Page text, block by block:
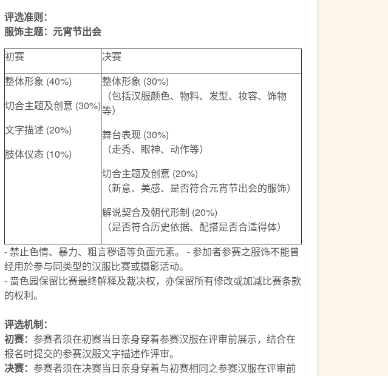
评选准则：
服饰主题：元宵节出会
初赛
决赛
整体形象 (40%)
切合主题及创意 (30%)
文字描述 (20%)
肢体仪态 (10%)
整体形象 (30%)
（包括汉服颜色、物料、发型、妆容、饰物
等）
舞台表现 (30%)
（走秀、眼神、动作等）
切合主题及创意 (20%)
（新意、美感、是否符合元宵节出会的服饰）
解说契合及朝代形制 (20%)
（是否符合历史依据、配搭是否合适得体）
- 禁止色情、暴力、粗言秽语等负面元素。 - 参加者参赛之服饰不能曾
经用於参与同类型的汉服比赛或摄影活动。
- 啬色园保留比赛最终解释及裁决权，亦保留所有修改或加减比赛条款
的权利。
评选机制：
初赛： 参赛者须在初赛当日亲身穿着参赛汉服在评审前展示，结合在
报名时提交的参赛汉服文字描述作评审。
决赛： 参赛者须在决赛当日亲身穿着与初赛相同之参赛汉服在评审前